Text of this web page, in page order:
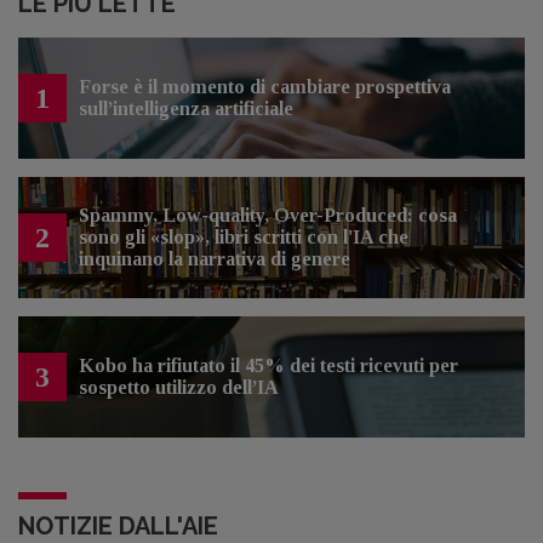
1
Forse è il momento di cambiare prospettiva
sull’intelligenza artificiale
2
Spammy, Low-quality, Over-Produced: cosa
sono gli «slop», libri scritti con l'IA che
inquinano la narrativa di genere
3
Kobo ha rifiutato il 45% dei testi ricevuti per
sospetto utilizzo dell’IA
NOTIZIE DALL'AIE